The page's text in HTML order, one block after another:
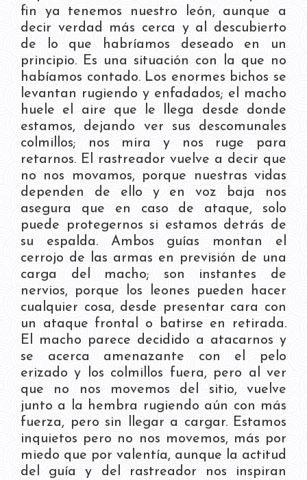
fin ya tenemos nuestro león, aunque a
decir verdad más cerca y al descubierto
de lo que habríamos deseado en un
principio. Es una situación con la que no
habíamos contado. Los enormes bichos se
levantan rugiendo y enfadados; el macho
huele el aire que le llega desde donde
estamos, dejando ver sus descomunales
colmillos; nos mira y nos ruge para
retarnos. El rastreador vuelve a decir que
no nos movamos, porque nuestras vidas
dependen de ello y en voz baja nos
asegura que en caso de ataque, solo
puede protegernos si estamos detrás de
su espalda. Ambos guías montan el
cerrojo de las armas en previsión de una
carga del macho; son instantes de
nervios, porque los leones pueden hacer
cualquier cosa, desde presentar cara con
un ataque frontal o batirse en retirada.
El macho parece decidido a atacarnos y
se acerca amenazante con el pelo
erizado y los colmillos fuera, pero al ver
que no nos movemos del sitio, vuelve
junto a la hembra rugiendo aún con más
fuerza, pero sin llegar a cargar. Estamos
inquietos pero no nos movemos, más por
miedo que por valentía, aunque la actitud
del guía y del rastreador nos inspiran